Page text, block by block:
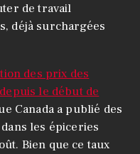
de travail
déjà surchargées
des prix des
le début de
Canada a publié des
les épiceries
Bien que ce taux